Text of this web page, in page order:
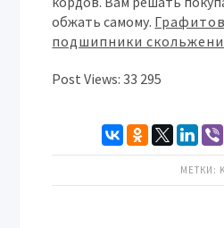
обжать самому.
подшипники
Post Views: 33 295
МЕТКИ: K